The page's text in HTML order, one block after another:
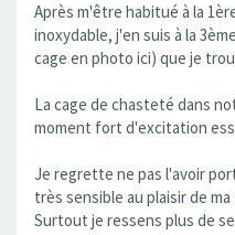
Après m'être habitué à la
inoxydable, j'en suis à la
cage en photo ici) que je
La cage de chasteté dans
moment fort d'excitation
Je regrette ne pas l'avoir
très sensible au plaisir de ma
Surtout je ressens plus de